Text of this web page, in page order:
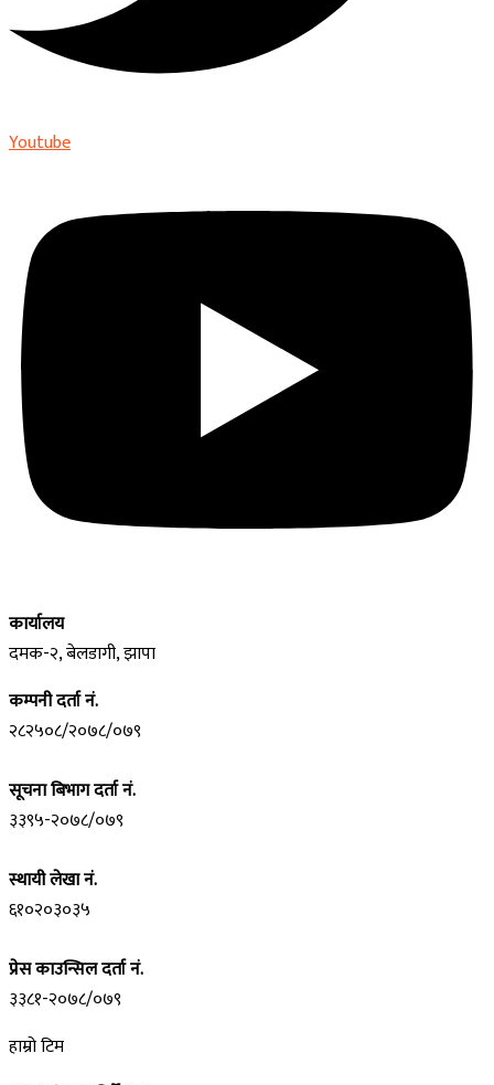
Youtube
कार्यालय
दमक-२, बेलडागी, झापा
कम्पनी दर्ता नं.
२८२५०८/२०७८/०७९
सूचना बिभाग दर्ता नं.
३३९५-२०७८/०७९
स्थायी लेखा नं.
६१०२०३०३५
प्रेस काउन्सिल दर्ता नं.
३३८१-२०७८/०७९
हाम्रो टिम